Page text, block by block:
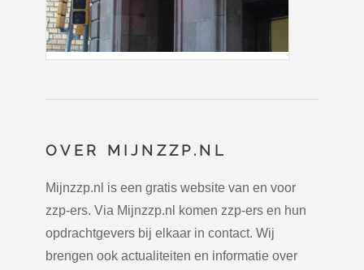
OVER MIJNZZP.NL
Mijnzzp.nl is een gratis website van en voor
zzp-ers. Via Mijnzzp.nl komen zzp-ers en hun
opdrachtgevers bij elkaar in contact. Wij
brengen ook actualiteiten en informatie over